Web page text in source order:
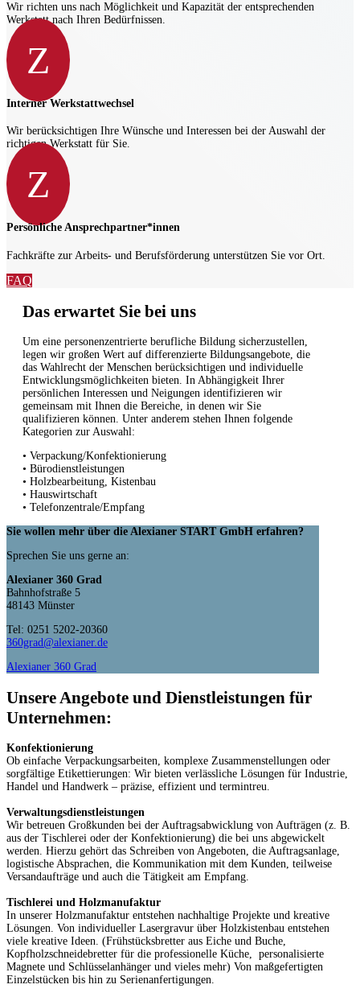
Wir richten uns nach Möglichkeit und Kapazität der entsprechenden
Werkstatt nach Ihren Bedürfnissen.
Z
Interner Werkstattwechsel
Wir berücksichtigen Ihre Wünsche und Interessen bei der Auswahl der
richtigen Werkstatt für Sie.
Z
Persönliche Ansprechpartner*innen
Fachkräfte zur Arbeits- und Berufsförderung unterstützen Sie vor Ort.
FAQ
Das erwartet Sie bei uns
Um eine personenzentrierte berufliche Bildung sicherzustellen,
legen wir großen Wert auf differenzierte Bildungsangebote, die
das Wahlrecht der Menschen berücksichtigen und individuelle
Entwicklungsmöglichkeiten bieten. In Abhängigkeit Ihrer
persönlichen Interessen und Neigungen identifizieren wir
gemeinsam mit Ihnen die Bereiche, in denen wir Sie
qualifizieren können. Unter anderem stehen Ihnen folgende
Kategorien zur Auswahl:
• Verpackung/Konfektionierung
• Bürodienstleistungen
• Holzbearbeitung, Kistenbau
• Hauswirtschaft
• Telefonzentrale/Empfang
Sie wollen mehr über die Alexianer START GmbH erfahren?
Sprechen Sie uns gerne an:
Alexianer 360 Grad
Bahnhofstraße 5
48143 Münster
Tel: 0251 5202-​20360
360grad@alexianer.de
Alexianer 360 Grad
Unsere Angebote und Dienstleistungen für
Unternehmen:
Konfektionierung
Ob einfache Verpackungsarbeiten, komplexe Zusammenstellungen oder
sorgfältige Etikettierungen: Wir bieten verlässliche Lösungen für Industrie,
Handel und Handwerk – präzise, effizient und termintreu.
Verwaltungsdienstleistungen
Wir betreuen Großkunden bei der Auftragsabwicklung von Aufträgen (z. B.
aus der Tischlerei oder der Konfektionierung) die bei uns abgewickelt
werden. Hierzu gehört das Schreiben von Angeboten, die Auftragsanlage,
logistische Absprachen, die Kommunikation mit dem Kunden, teilweise
Versandaufträge und auch die Tätigkeit am Empfang.
Tischlerei und Holzmanufaktur
In unserer Holzmanufaktur entstehen nachhaltige Projekte und kreative
Lösungen. Von individueller Lasergravur über Holzkistenbau entstehen
viele kreative Ideen. (Frühstücksbretter aus Eiche und Buche,
Kopfholzschneidebretter für die professionelle Küche, personalisierte
Magnete und Schlüsselanhänger und vieles mehr) Von maßgefertigten
Einzelstücken bis hin zu Serienanfertigungen.